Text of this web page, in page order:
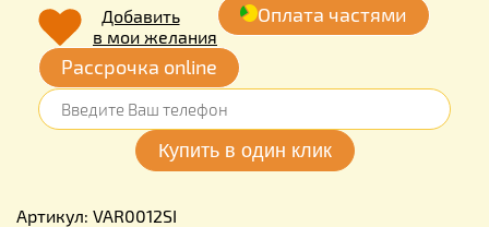
Добавить
в мои желания
Оплата частями
Рассрочка online
Артикул: VAR0012SI